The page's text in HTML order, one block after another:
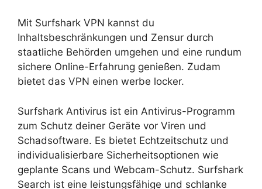
Mit Surfshark VPN kannst du
Inhaltsbeschränkungen und Zensur durch
staatliche Behörden umgehen und eine rundum
sichere Online-Erfahrung genießen. Zudam
bietet das VPN einen werbe locker.
Surfshark Antivirus ist ein Antivirus-Programm
zum Schutz deiner Geräte vor Viren und
Schadsoftware. Es bietet Echtzeitschutz und
individualisierbare Sicherheitsoptionen wie
geplante Scans und Webcam-Schutz. Surfshark
Search ist eine leistungsfähige und schlanke